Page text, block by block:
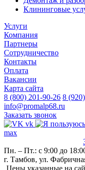
Клининговые
Услуги
Компания
Партнеры
Сотрудничество
Контакты
Оплата
Вакансии
Карта сайта
8 (800) 201-90-26 8
info@promalp68.ru
Заказать звонок
vk
max
Пн. – Пт.: с 9:00 до
г. Тамбов, ул.